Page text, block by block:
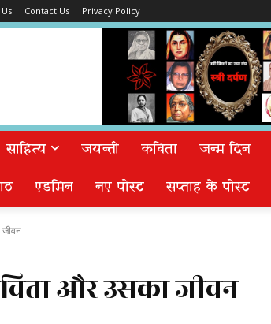
Contact Us Privacy Policy
साहित्य जयन्ती कविता जन्म दिन
एडमिन नए पोस्ट सप्ताह के पोस्ट
जीवन
और उसका जीवन